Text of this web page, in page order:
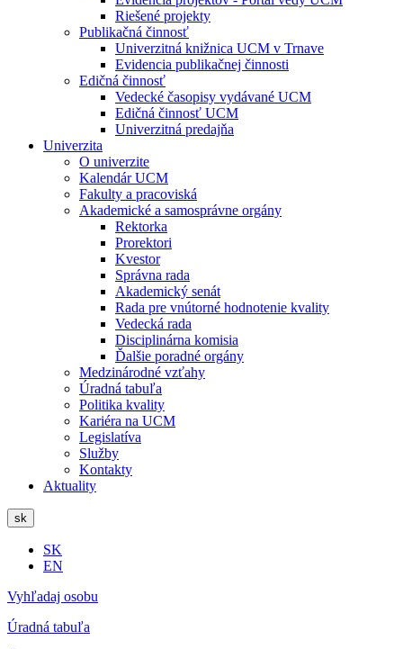
Riešené projekty
Publikačná činnosť
Univerzitná knižnica UCM v Trnave
Evidencia publikačnej činnosti
Edičná činnosť
Vedecké časopisy vydávané UCM
Edičná činnosť UCM
Univerzitná predajňa
Univerzita
O univerzite
Kalendár UCM
Fakulty a pracoviská
Akademické a samosprávne orgány
Rektorka
Prorektori
Kvestor
Správna rada
Akademický senát
Rada pre vnútorné hodnotenie kvality
Vedecká rada
Disciplinárna komisia
Ďalšie poradné orgány
Medzinárodné vzťahy
Úradná tabuľa
Politika kvality
Kariéra na UCM
Legislatíva
Služby
Kontakty
Aktuality
sk
SK
EN
Vyhľadaj osobu
Úradná tabuľa